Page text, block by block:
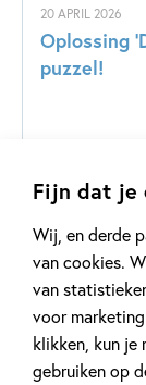
Fijn dat je
Wij, en derde
van cookies.
van
voor
klikken, kun je
gebruiken op
20 APRIL 2026
Oplossing
puzzel!